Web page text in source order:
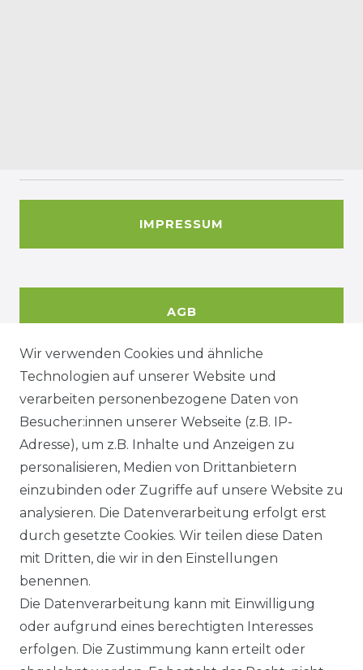
IMPRESSUM
AGB
DATENSCHUTZERKÄRUNG
WIDERRUFSRECHT
KONTAKT
Sie sind Wiederverkäufer?
Sie erreichen uns unter :
https://avancarte.de/
Wir verwenden Cookies und ähnliche
Technologien auf unserer Website und
verarbeiten personenbezogene Daten von
Besucher:innen unserer Webseite (z.B. IP-
Adresse), um z.B. Inhalte und Anzeigen zu
personalisieren, Medien von Drittanbietern
einzubinden oder Zugriffe auf unsere Website zu
analysieren. Die Datenverarbeitung erfolgt erst
durch gesetzte Cookies. Wir teilen diese Daten
mit Dritten, die wir in den Einstellungen
benennen.
Die Datenverarbeitung kann mit Einwilligung
oder aufgrund eines berechtigten Interesses
erfolgen. Die Zustimmung kann erteilt oder